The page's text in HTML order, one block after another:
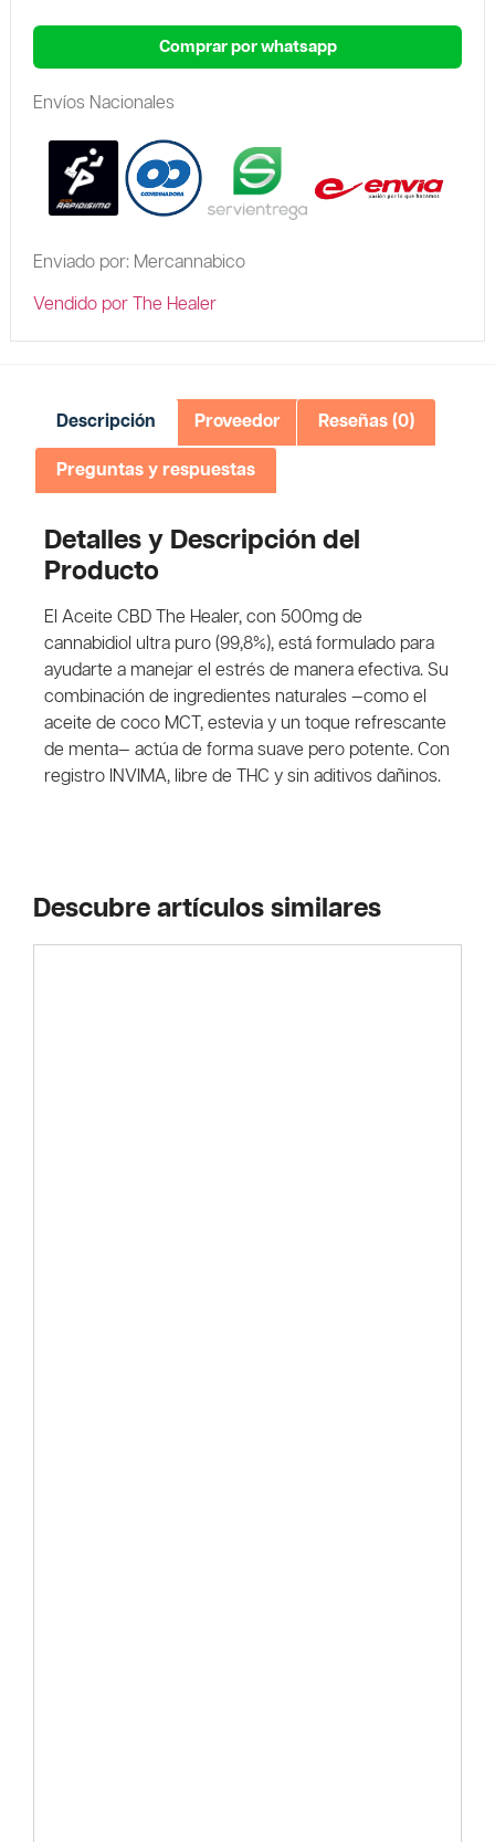
Comprar por whatsapp
Envíos Nacionales
Enviado por: Mercannabico
Vendido por The Healer
Descripción Proveedor Reseñas (0)
Preguntas y respuestas
Detalles y Descripción del
Producto
El Aceite CBD The Healer, con 500mg de
cannabidiol ultra puro (99,8%), está formulado para
ayudarte a manejar el estrés de manera efectiva. Su
combinación de ingredientes naturales —como el
aceite de coco MCT, estevia y un toque refrescante
de menta— actúa de forma suave pero potente. Con
registro INVIMA, libre de THC y sin aditivos dañinos.
Descubre artículos similares